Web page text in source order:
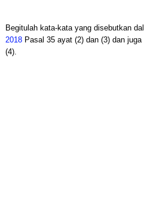
Begitulah kata-kata yang disebutkan
2018Pasal 35 ayat (2) dan (3) dan
(4).